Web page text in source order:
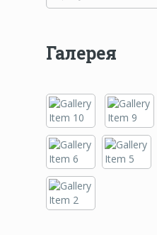
Галерея